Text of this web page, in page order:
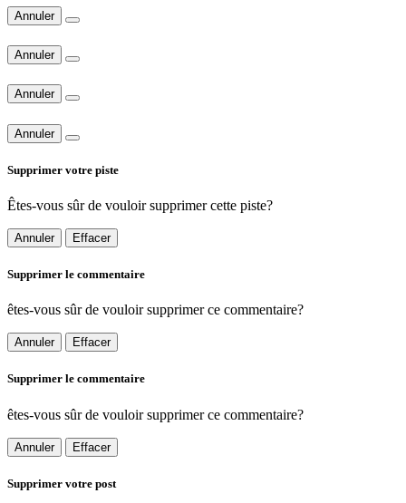
Annuler
Annuler
Annuler
Annuler
Supprimer votre piste
Êtes-vous sûr de vouloir supprimer cette piste?
Annuler Effacer
Supprimer le commentaire
êtes-vous sûr de vouloir supprimer ce commentaire?
Annuler Effacer
Supprimer le commentaire
êtes-vous sûr de vouloir supprimer ce commentaire?
Annuler Effacer
Supprimer votre post